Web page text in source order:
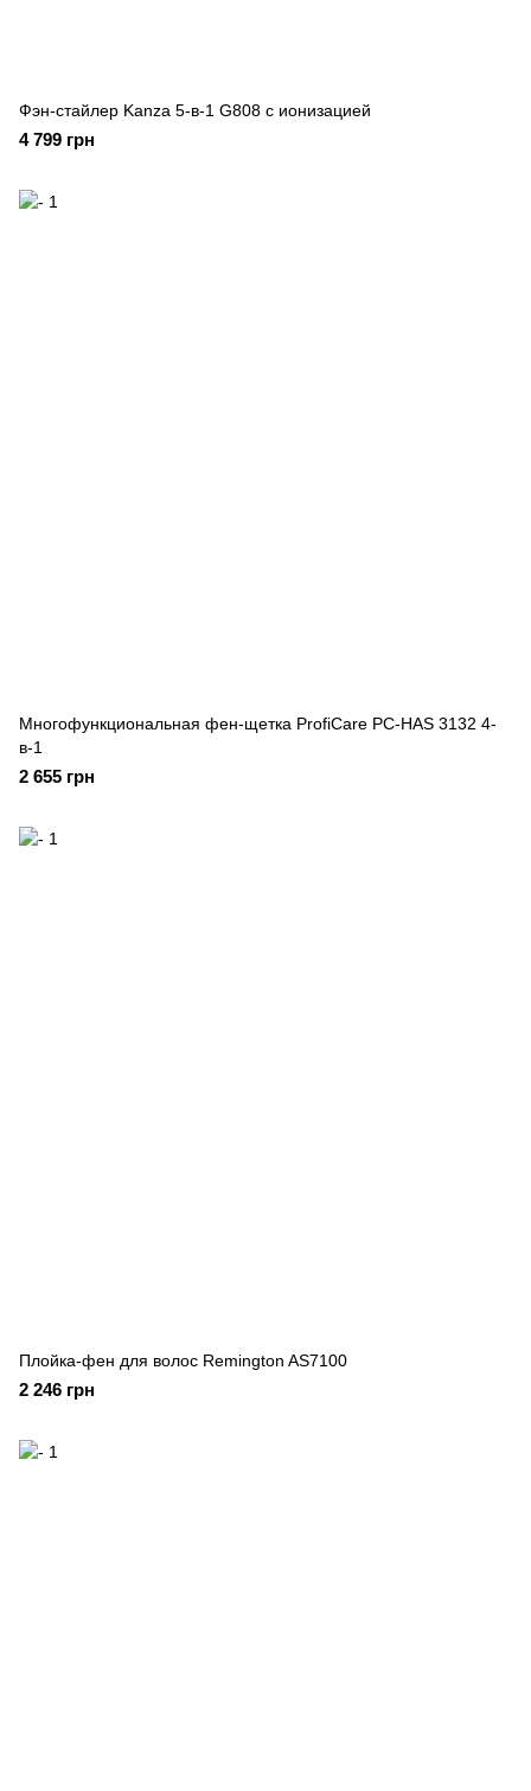
Фэн-стайлер Kanza 5-в-1 G808 с ионизацией
4 799 грн
Многофункциональная фен-щетка ProfiCare PC-HAS 3132 4-
в-1
2 655 грн
Плойка-фен для волос Remington AS7100
2 246 грн